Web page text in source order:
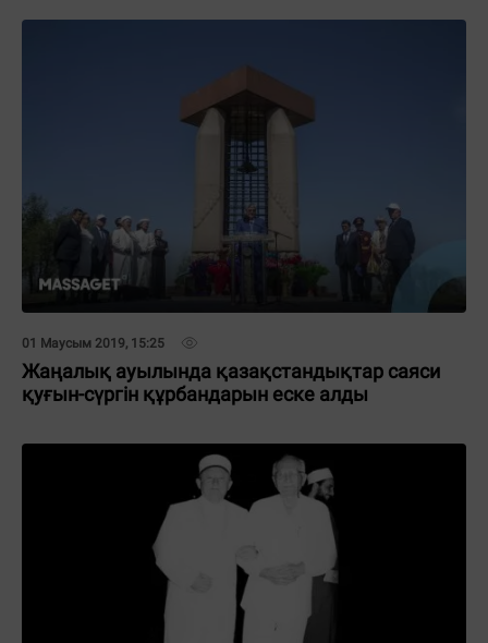
01 Маусым 2019, 15:25
Жаңалық ауылында қазақстандықтар саяси
қуғын-сүргін құрбандарын еске алды